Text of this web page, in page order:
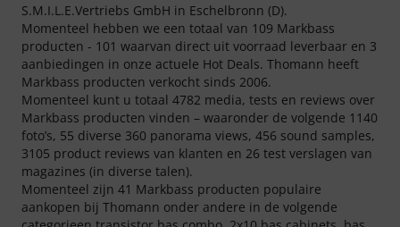
S.M.I.L.E.Vertriebs GmbH in Eschelbronn (D).
Momenteel hebben we een totaal van 109 Markbass
producten - 101 waarvan direct uit voorraad leverbaar en 3
aanbiedingen in onze actuele Hot Deals. Thomann heeft
Markbass producten verkocht sinds 2006.
Momenteel kunt u totaal 4782 media, tests en reviews over
Markbass producten vinden – waaronder de volgende 1140
foto’s, 55 diverse 360 panorama views, 456 sound samples,
3105 product reviews van klanten en 26 test verslagen van
magazines (in diverse talen).
Momenteel zijn 41 Markbass producten populaire
aankopen bij Thomann onder andere in de volgende